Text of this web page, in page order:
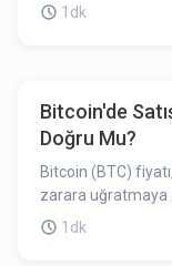
1dk
Bitcoin'de
Doğru Mu?
Bitcoin (BTC)
zarara uğratmaya
1dk